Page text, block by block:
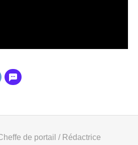
de portail / Rédactrice